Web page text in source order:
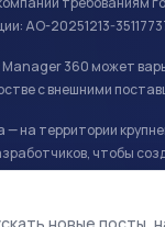
АО-20251213-
360 может
с внешними
территории
чтобы
Лужники 24с1.